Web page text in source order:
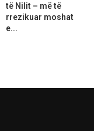
të Nilit – më të
rrezikuar moshat
e...